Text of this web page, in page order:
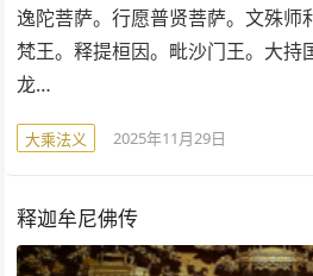
逸陀菩萨。行愿普贤菩萨。文殊师
梵王。释提桓因。毗沙门王。大持
龙…
大乘法义 2025年11月29日
释迦牟尼佛传